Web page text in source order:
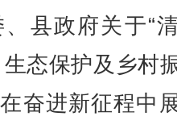
县政府关于“
态保护及乡村
奋进新征程中